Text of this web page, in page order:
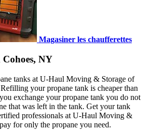
Magasiner les chaufferettes
NY
tanks at U-Haul Moving & Storage of
your propane tank is cheaper than
exchange your propane tank you do not
that was left in the tank. Get your tank
professionals at U-Haul Moving &
for only the propane you need.